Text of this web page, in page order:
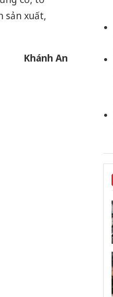
sản xuất,
Khánh An